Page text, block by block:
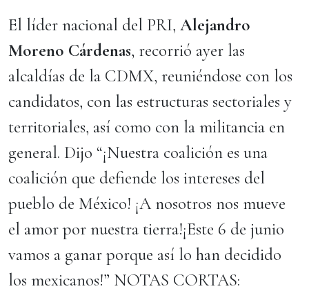
El líder nacional del PRI, Alejandro
Moreno Cárdenas, recorrió ayer las
alcaldías de la CDMX, reuniéndose con los
candidatos, con las estructuras sectoriales y
territoriales, así como con la militancia en
general. Dijo “¡Nuestra coalición es una
coalición que defiende los intereses del
pueblo de México! ¡A nosotros nos mueve
el amor por nuestra tierra!¡Este 6 de junio
vamos a ganar porque así lo han decidido
los mexicanos!” NOTAS CORTAS: